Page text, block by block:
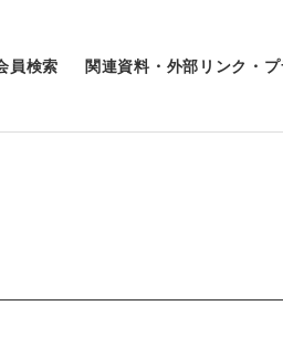
員検索 関連資料・外部リンク・